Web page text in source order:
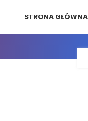
STRONA GŁÓWNA